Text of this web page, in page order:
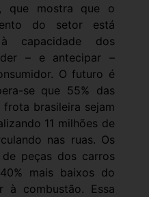
que mostra que o
do setor está
capacidade dos
– e antecipar –
O futuro é
se que 55% das
frota brasileira sejam
11 milhões de
nas ruas. Os
peças dos carros
mais baixos do
combustão. Essa